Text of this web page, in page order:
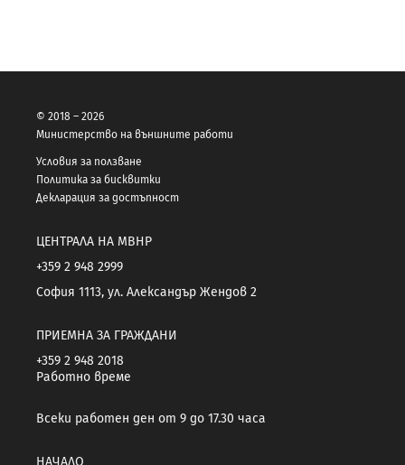
© 2018 – 2026
Министерство на външните работи
Условия за ползване
Политика за бисквитки
Декларация за достъпност
ЦЕНТРАЛА НА МВНР
+359 2 948 2999
София 1113, ул. Александър Жендов 2
ПРИЕМНА ЗА ГРАЖДАНИ
+359 2 948 2018
Работно време
Всеки работен ден от 9 до 17.30 часа